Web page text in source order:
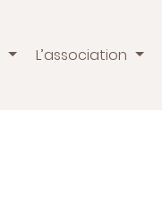
L’association